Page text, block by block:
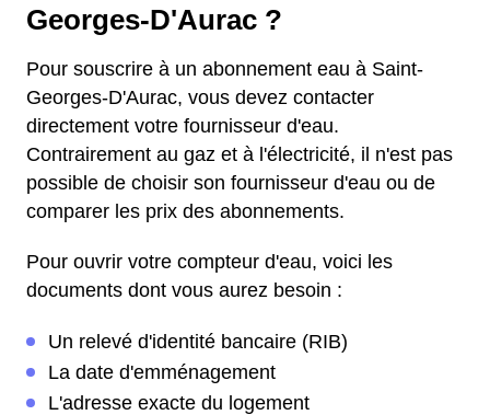
Georges-D'Aurac ?
Pour souscrire à un abonnement eau à Saint-
Georges-D'Aurac, vous devez contacter
directement votre fournisseur d'eau.
Contrairement au gaz et à l'électricité, il n'est pas
possible de choisir son fournisseur d'eau ou de
comparer les prix des abonnements.
Pour ouvrir votre compteur d'eau, voici les
documents dont vous aurez besoin :
Un relevé d'identité bancaire (RIB)
La date d'emménagement
L'adresse exacte du logement